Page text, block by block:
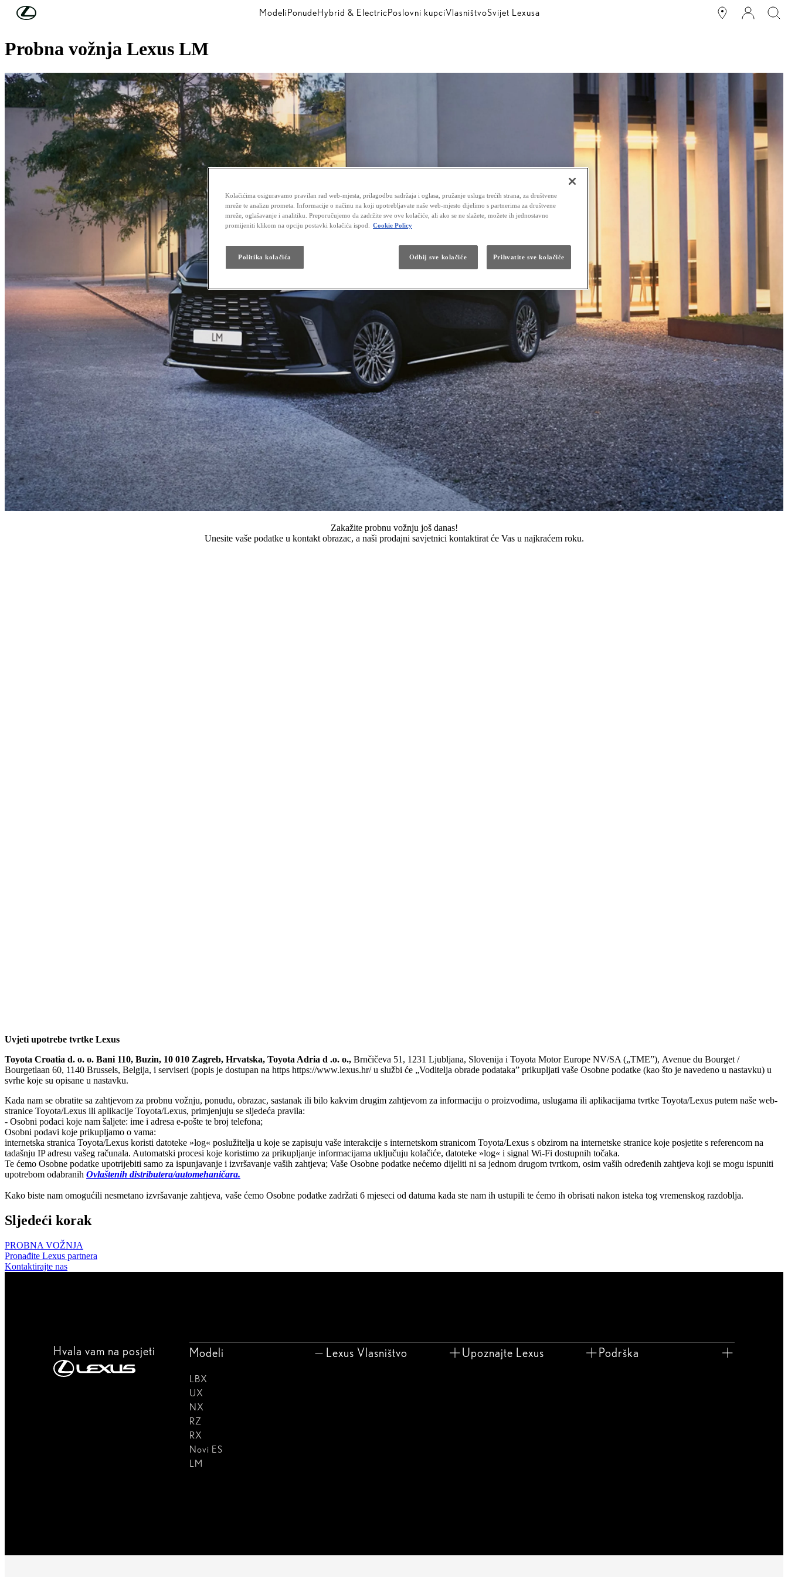
Skip to Main Content ModeliPonudeHybrid & ElectricPoslovni kupciVlasništvoSvijet Lexusa
TEST VOŽNJA
Probna vožnja Lexus LM
Zakažite probnu vožnju još danas!
Unesite vaše podatke u kontakt obrazac, a naši prodajni savjetnici kontaktirat će Vas u najkraćem roku.
Uvjeti upotrebe tvrtke Lexus
Toyota Croatia d. o. o. Bani 110, Buzin, 10 010 Zagreb, Hrvatska, Toyota Adria d .o. o., Brnčičeva 51, 1231 Ljubljana, Slovenija i Toyota Motor Europe NV/SA („TME”), Avenue du Bourget /
Bourgetlaan 60, 1140 Brussels, Belgija, i serviseri (popis je dostupan na https https://www.lexus.hr/ u službi će „Voditelja obrade podataka” prikupljati vaše Osobne podatke (kao što je navedeno u nastavku) u
svrhe koje su opisane u nastavku.
Kada nam se obratite sa zahtjevom za probnu vožnju, ponudu, obrazac, sastanak ili bilo kakvim drugim zahtjevom za informaciju o proizvodima, uslugama ili aplikacijama tvrtke Toyota/Lexus putem naše web-
stranice Toyota/Lexus ili aplikacije Toyota/Lexus, primjenjuju se sljedeća pravila:
- Osobni podaci koje nam šaljete: ime i adresa e-pošte te broj telefona;
Osobni podavi koje prikupljamo o vama:
internetska stranica Toyota/Lexus koristi datoteke »log« poslužitelja u koje se zapisuju vaše interakcije s internetskom stranicom Toyota/Lexus s obzirom na internetske stranice koje posjetite s referencom na
tadašnju IP adresu vašeg računala. Automatski procesi koje koristimo za prikupljanje informacijama uključuju kolačiće, datoteke »log« i signal Wi-Fi dostupnih točaka.
Te ćemo Osobne podatke upotrijebiti samo za ispunjavanje i izvršavanje vaših zahtjeva; Vaše Osobne podatke nećemo dijeliti ni sa jednom drugom tvrtkom, osim vaših određenih zahtjeva koji se mogu ispuniti
upotrebom odabranih Ovlaštenih distributera/automehaničara.
Kako biste nam omogućili nesmetano izvršavanje zahtjeva, vaše ćemo Osobne podatke zadržati 6 mjeseci od datuma kada ste nam ih ustupili te ćemo ih obrisati nakon isteka tog vremenskog razdoblja.
Sljedeći korak
PROBNA VOŽNJA
Pronađite Lexus partnera
Kontaktirajte nas
Hvala vam na posjeti Modeli
LBX
UX
NX
RZ
RX
Novi ES
LM
Lexus Vlasništvo Upoznajte Lexus Podrška
Kolačićima osiguravamo pravilan rad web-mjesta, prilagodbu sadržaja i oglasa, pružanje usluga trećih strana, za društvene
mreže te analizu prometa. Informacije o načinu na koji upotrebljavate naše web-mjesto dijelimo s partnerima za društvene
mreže, oglašavanje i analitiku. Preporučujemo da zadržite sve ove kolačiće, ali ako se ne slažete, možete ih jednostavno
promijeniti klikom na opciju postavki kolačića ispod.
Cookie Policy
Politika kolačića Odbij sve kolačiće Prihvatite sve kolačiće